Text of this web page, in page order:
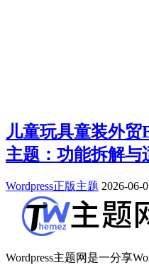
儿童玩具童装外贸
主题：功能拆解与
Wordpress正版主题 2026-06-
Wordpress主题网是一分享